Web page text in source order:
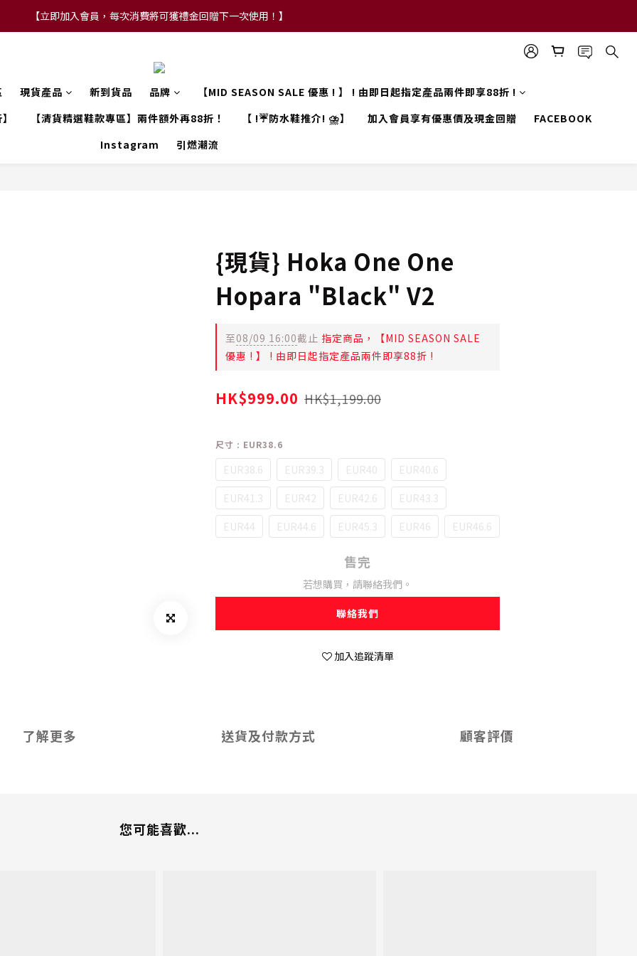
【FLASH SALE 兩件指定現貨產品即享88折】
【立即加入會員，每次消費將可獲禮金回贈下一次使用！】
現貨產品 新到貨品 品牌
【MID SEASON SALE 優惠 ! 】 ! 由即日起指定產品兩件即享88折 !
【清貨精選鞋款專區】兩件額外再88折！ 【 !☔防水鞋推介! ⛈️】 加入會員享有優惠價及現金回贈
FACEBOOK
Instagram
引燃潮流
{現貨} Hoka One One
Hopara "Black" V2
至08/09 16:00截止 指定商品，【MID SEASON SALE
優惠 ! 】 ! 由即日起指定產品兩件即享88折 !
HK$999.00 HK$1,199.00
尺寸 : EUR38.6
EUR38.6 EUR39.3 EUR40
EUR40.6
EUR41.3
EUR42 EUR42.6
EUR43.3
EUR44
EUR44.6 EUR45.3 EUR46 EUR46.6
售完
若想購買，請聯絡我們。
聯絡我們
加入追蹤清單
了解更多 送貨及付款方式 顧客評價
您可能喜歡...